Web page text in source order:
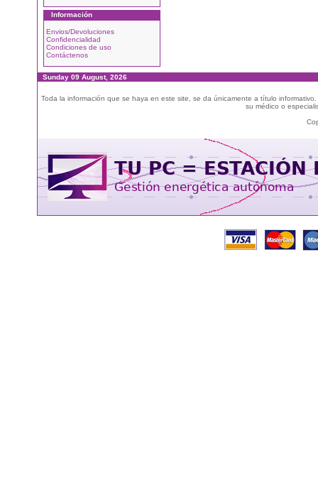
Información
Envios/Devoluciones
Confidencialidad
Condiciones de uso
Contáctenos
Sunday 09 August, 2026
Toda la información que se haya en este site, se da únicamente a título
su médico o